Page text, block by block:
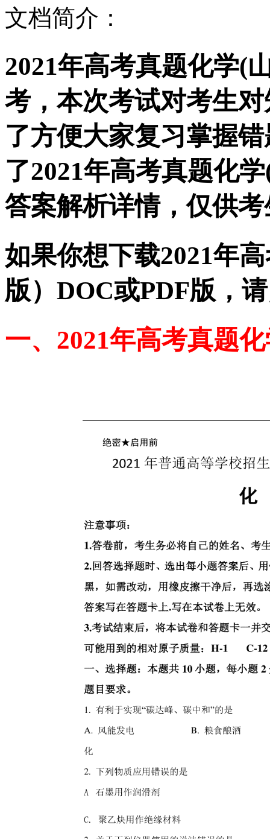
文档简介：
2021年高考真题化学(
考，本次考试对考生
了方便大家复习掌握
了2021年高考真题化
答案解析详情，仅供
如果你想下载2021年
版）DOC或PDF版，
一、2021年高考真题